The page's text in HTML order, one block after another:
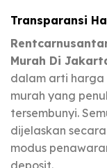
Transparansi
Murah Di
dalam arti harga
murah yang
tersembunyi.
dijelaskan
modus
deposit.